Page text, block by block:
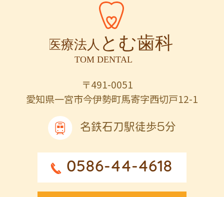
〒491-0051
愛知県一宮市今伊勢町馬寄字西切戸12-1
名鉄石刀駅徒歩5分
0586-44-4618